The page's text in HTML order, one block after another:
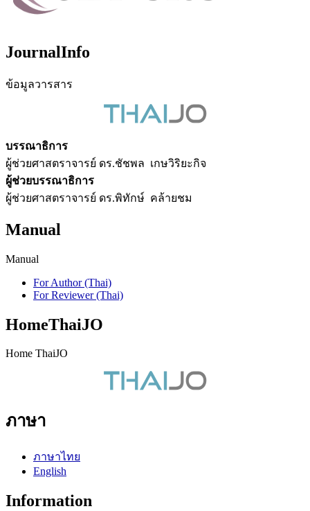
JournalInfo
ข้อมูลวารสาร
บรรณาธิการ
ผู้ช่วยศาสตราจารย์ ดร.ชัชพล เกษวิริยะกิจ
ผู้ช่วยบรรณาธิการ
ผู้ช่วยศาสตราจารย์ ดร.พิทักษ์ คล้ายชม
Manual
Manual
For Author (Thai)
For Reviewer (Thai)
HomeThaiJO
Home ThaiJO
ภาษา
ภาษาไทย
English
Information